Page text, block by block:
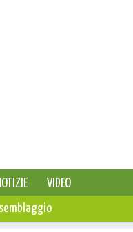
VIDEO